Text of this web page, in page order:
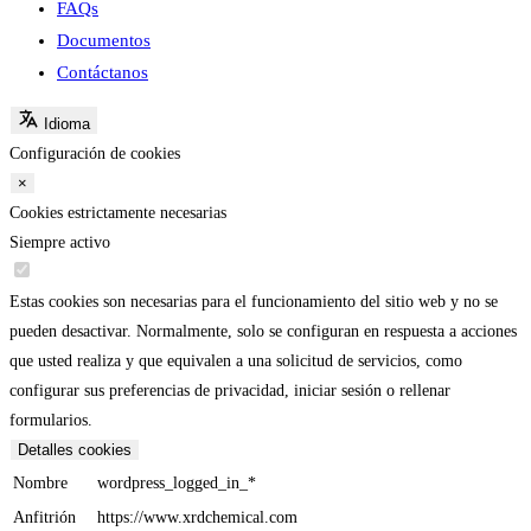
FAQs
Documentos
Contáctanos
Idioma
Configuración de cookies
×
Cookies estrictamente necesarias
Siempre activo
Estas cookies son necesarias para el funcionamiento del sitio web y no se
pueden desactivar. Normalmente, solo se configuran en respuesta a acciones
que usted realiza y que equivalen a una solicitud de servicios, como
configurar sus preferencias de privacidad, iniciar sesión o rellenar
formularios.
Detalles cookies
Nombre
wordpress_logged_in_*
Anfitrión
https://www.xrdchemical.com